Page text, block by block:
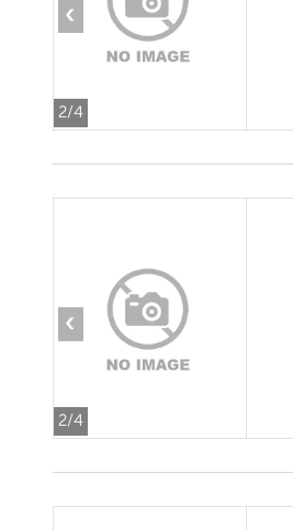
2/4
‹
2/4
‹